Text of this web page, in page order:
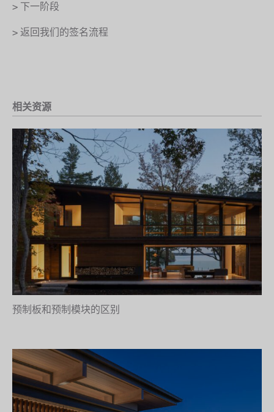
> 下一阶段
> 返回我们的签名流程
相关资源
预制板和预制模块的区别